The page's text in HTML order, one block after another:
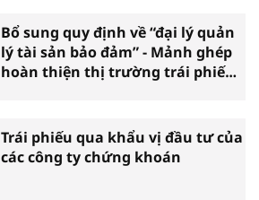
Bổ sung quy định về “đại lý quản
lý tài sản bảo đảm” - Mảnh ghép
hoàn thiện thị trường trái phiếu
Trái phiếu qua khẩu vị đầu tư của
các công ty chứng khoán